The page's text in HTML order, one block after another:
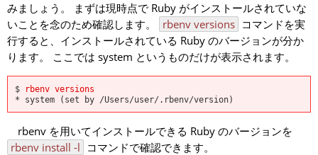
みましょう。 まずは現時点で Ruby がインストールされていな
いことを念のため確認します。
rbenv versions コマンドを実
行すると、インストールされている Ruby のバージョンが分か
ります。 ここでは system というものだけが表示されます。
$ rbenv versions
rbenv を用いてインストールできる Ruby のバージョンを
rbenv install -l コマンドで確認できます。